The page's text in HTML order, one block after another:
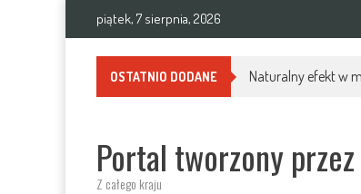
piątek, 7 sierpnia, 2026
OSTATNIO DODANE Naturalny efekt w
Portal tworzony
Z całego kraju